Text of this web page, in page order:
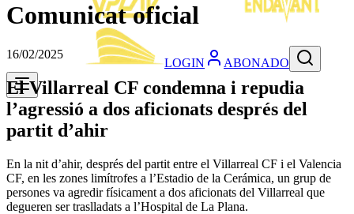
LOGIN ABONADO
Comunicat oficial
16/02/2025
El Villarreal CF condemna i repudia
l’agressió a dos aficionats després del
partit d’ahir
En la nit d’ahir, després del partit entre el Villarreal CF i el Valencia
CF, en les zones limítrofes a l’Estadio de la Cerámica, un grup de
persones va agredir físicament a dos aficionats del Villarreal que
degueren ser traslladats a l’Hospital de La Plana.